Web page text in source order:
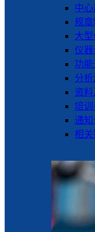
中
规章
大
仪器
功
分
资
培
通知
相